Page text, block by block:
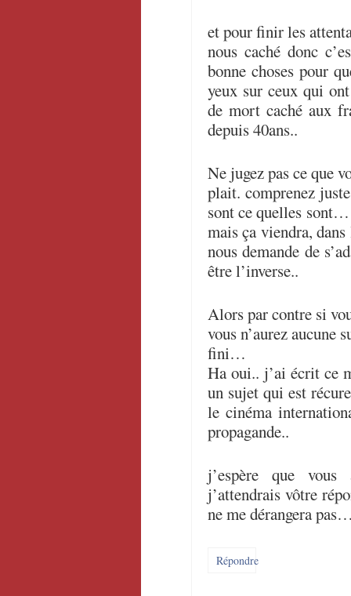
et pour finir les
nous caché donc
bonne choses pour
yeux sur ceux qui
de mort caché aux
depuis 40ans..
Ne jugez pas ce que
plait. comprenez
sont ce quelles
mais ça viendra,
nous demande de
être l’inverse..
Alors par contre si
vous n’aurez aucune
fini…
Ha oui.. j’ai écrit ce
un sujet qui est
le cinéma
propagande..
j’espère que
j’attendrais vôtre
ne me dérangera
Répondre